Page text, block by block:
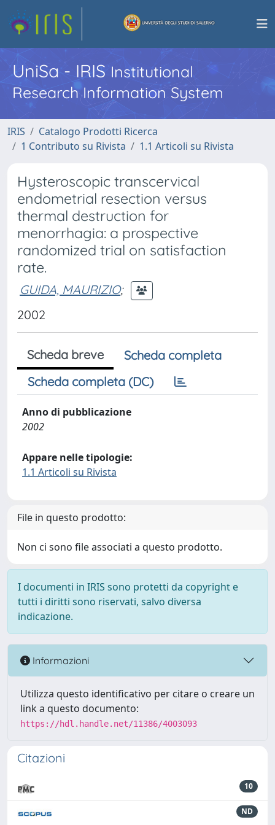
UniSa - IRISInstitutional
Research Information System
IRIS
Catalogo Prodotti Ricerca
1 Contributo su Rivista
1.1 Articoli su Rivista
Hysteroscopic transcervical
endometrial resection versus
thermal destruction for
menorrhagia: a prospective
randomized trial on satisfaction
rate.
GUIDA, MAURIZIO;
2002
Scheda breve
Scheda completa
Scheda completa (DC)
Anno di pubblicazione
2002
Appare nelle tipologie:
1.1 Articoli su Rivista
File in questo prodotto:
Non ci sono file associati a questo prodotto.
I documenti in IRIS sono protetti da copyright e
tutti i diritti sono riservati, salvo diversa
indicazione.
Informazioni
Utilizza questo identificativo per citare o creare un
link a questo documento:
https://hdl.handle.net/11386/4003093
Citazioni
10
ND